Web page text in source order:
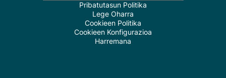
Pribatutasun Politika
Lege Oharra
Cookieen Politika
Cookieen Konfigurazioa
Harremana